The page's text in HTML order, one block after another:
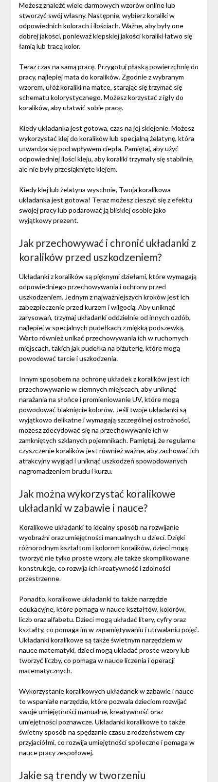
Możesz znaleźć wiele darmowych wzorów online lub
stworzyć swój własny. Następnie, wybierz koraliki w
odpowiednich kolorach i ilościach. Ważne, aby były one
dobrej jakości, ponieważ kiepskiej jakości koraliki łatwo się
łamią lub tracą kolor.
Teraz czas na samą pracę. Przygotuj płaską powierzchnię do
pracy, najlepiej mata do koralików. Zgodnie z wybranym
wzorem, ułóż koraliki na matce, starając się trzymać się
schematu kolorystycznego. Możesz korzystać z igły do
koralików, aby ułatwić sobie pracę.
Kiedy układanka jest gotowa, czas na jej sklejenie. Możesz
wykorzystać klej do koralików lub specjalną żelatynę, która
utwardza się pod wpływem ciepła. Pamiętaj, aby użyć
odpowiedniej ilości kleju, aby koraliki trzymały się stabilnie,
ale nie były przesiąknięte klejem.
Kiedy klej lub żelatyna wyschnie, Twoja koralikowa
układanka jest gotowa! Teraz możesz cieszyć się z efektu
swojej pracy lub podarować ją bliskiej osobie jako
wyjątkowy prezent.
Jak przechowywać i chronić układanki z
koralików przed uszkodzeniem?
Układanki z koralików są pięknymi dziełami, które wymagają
odpowiedniego przechowywania i ochrony przed
uszkodzeniem. Jednym z najważniejszych kroków jest ich
zabezpieczenie przed kurzem i wilgocią. Aby uniknąć
zarysowań, trzymaj układanki oddzielnie od innych ozdób,
najlepiej w specjalnych pudełkach z miękką podszewką.
Warto również unikać przechowywania ich w ruchomych
miejscach, takich jak pudełka na biżuterię, które mogą
powodować tarcie i uszkodzenia.
Innym sposobem na ochronę układek z koralików jest ich
przechowywanie w ciemnych miejscach, aby uniknąć
narażania na słońce i promieniowanie UV, które mogą
powodować blaknięcie kolorów. Jeśli twoje układanki są
wyjątkowo delikatne i wymagają szczególnej ostrożności,
możesz zdecydować się na przechowywanie ich w
zamkniętych szklanych pojemnikach. Pamiętaj, że regularne
czyszczenie koralików jest również ważne, aby zachować ich
atrakcyjny wygląd i uniknąć uszkodzeń spowodowanych
nagromadzeniem brudu i kurzu.
Jak można wykorzystać koralikowe
układanki w zabawie i nauce?
Koralikowe układanki to idealny sposób na rozwijanie
wyobraźni oraz umiejętności manualnych u dzieci. Dzięki
różnorodnym kształtom i kolorom koralików, dzieci mogą
tworzyć nie tylko proste wzory, ale także skomplikowane
konstrukcje, co rozwija ich kreatywność i zdolności
przestrzenne.
Ponadto, koralikowe układanki to także narzędzie
edukacyjne, które pomaga w nauce kształtów, kolorów,
liczb oraz alfabetu. Dzieci mogą układać litery, cyfry oraz
kształty, co pomaga im w zapamiętywaniu i utrwalaniu pojęć.
Układanki koralikowe są także świetnym narzędziem w
nauce matematyki, dzieci mogą układać proste wzory lub
tworzyć liczby, co pomaga w nauce liczenia i operacji
matematycznych.
Wykorzystanie koralikowych układanek w zabawie i nauce
to wspaniałe narzędzie, które pozwala dzieciom rozwijać
swoje umiejętności manualne, kreatywność oraz
umiejętności poznawcze. Układanki koralikowe to także
świetny sposób na spędzanie czasu z rodzeństwem czy
przyjaciółmi, co rozwija umiejętności społeczne i pomaga w
nauce pracy zespołowej.
Jakie są trendy w tworzeniu